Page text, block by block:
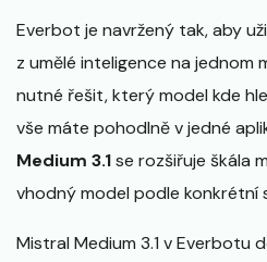
Everbot je navržený tak, aby
z umělé inteligence na jednom
nutné řešit, který model kde
vše máte pohodlně v jedné
Medium 3.1se rozšiřuje škála
vhodný model podle konkrétní
Mistral Medium 3.1 v Everbotu